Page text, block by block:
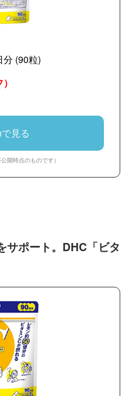
(90粒)
見る
開時点のものです）
サポート。DHC「ビタ